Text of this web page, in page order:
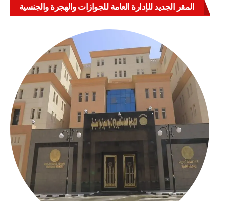
المقر الجديد للإدارة العامة للجوازات والهجرة والجنسية